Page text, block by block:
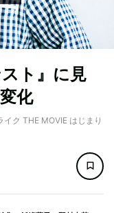
ト』に見
化
ク THE MOVIE はじまり